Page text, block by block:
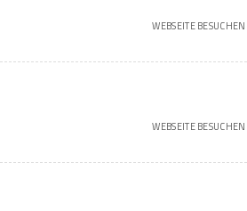
WEBSEITE BESUCHEN
WEBSEITE BESUCHEN